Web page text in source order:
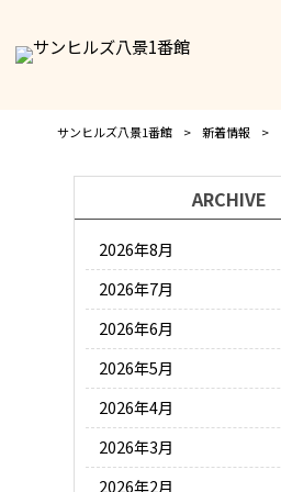
サンヒルズ八景1番館 > 新着情報 >
ARCHIVE
2026年8月
2026年7月
2026年6月
2026年5月
2026年4月
2026年3月
2026年2月